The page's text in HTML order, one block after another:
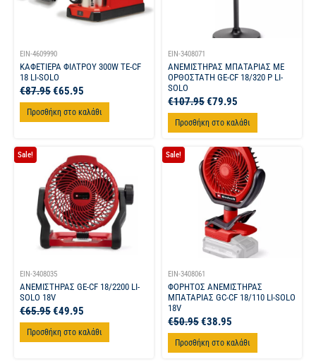
EIN-4609990
ΚΑΦΕΤΙΕΡΑ ΦΙΛΤΡΟΥ 300W TE-CF
18 LI-SOLO
€87.95€65.95
Προσθήκη στο καλάθι
EIN-3408071
ΑΝΕΜΙΣΤΗΡΑΣ ΜΠΑΤΑΡΙΑΣ ΜΕ
ΟΡΘΟΣΤΑΤΗ GE-CF 18/320 P LI-
SOLO
€107.95€79.95
Προσθήκη στο καλάθι
Sale!
EIN-3408035
ΑΝΕΜΙΣΤΗΡΑΣ GE-CF 18/2200 LI-
SOLO 18V
€65.95€49.95
Προσθήκη στο καλάθι
Sale!
EIN-3408061
ΦΟΡΗΤΟΣ ΑΝΕΜΙΣΤΗΡΑΣ
ΜΠΑΤΑΡΙΑΣ GC-CF 18/110 LI-SOLO
18V
€50.95€38.95
Προσθήκη στο καλάθι